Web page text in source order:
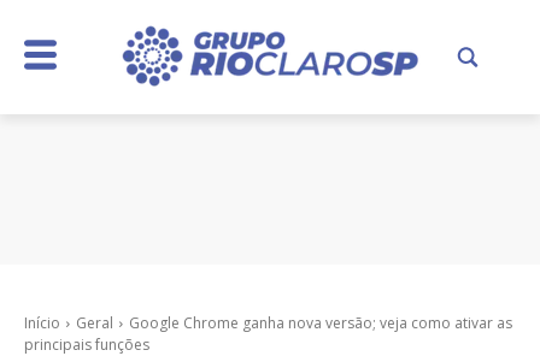
Início Geral
Google Chrome ganha nova versão; veja como ativar as
principais funções